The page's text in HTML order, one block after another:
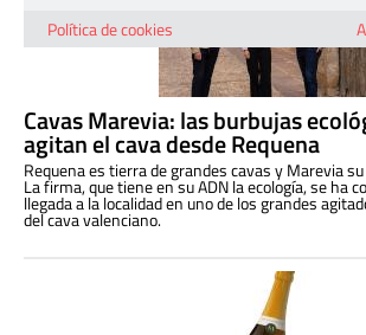
Cavas Marevia: las burbujas
agitan el cava desde Requena
Requena es tierra de grandes cavas y Marevia
La firma, que tiene en su ADN la ecología, se ha
llegada a la localidad en uno de los grandes
del cava valenciano.
Política de cookies